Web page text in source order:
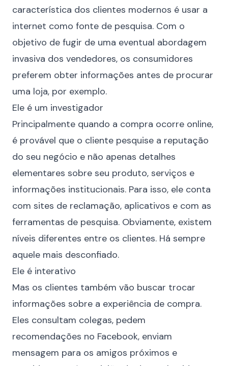
característica dos clientes modernos é usar a
internet como fonte de pesquisa. Com o
objetivo de fugir de uma eventual abordagem
invasiva dos vendedores, os consumidores
preferem obter informações antes de procurar
uma loja, por exemplo.
Ele é um investigador
Principalmente quando a compra ocorre online,
é provável que o cliente pesquise a reputação
do seu negócio e não apenas detalhes
elementares sobre seu produto, serviços e
informações institucionais. Para isso, ele conta
com sites de reclamação, aplicativos e com as
ferramentas de pesquisa. Obviamente, existem
níveis diferentes entre os clientes. Há sempre
aquele mais desconfiado.
Ele é interativo
Mas os clientes também vão buscar trocar
informações sobre a experiência de compra.
Eles consultam colegas, pedem
recomendações no Facebook, enviam
mensagem para os amigos próximos e